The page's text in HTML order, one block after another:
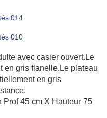
avec casier ouvert.Le
en gris flanelle.Le plateau
en gris
Prof 45 cm X Hauteur 75